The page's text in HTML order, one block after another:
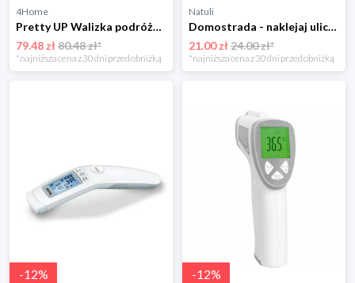
4Home
Pretty UP Walizka podróżna ABS16, rozm. 15, czarny Pretty Up
79.48 zł80.48 zł*
*najniższa cena z 30 dni przed obniżką
Natuli
Domostrada - naklejaj ulice Zuzutoys
21.00 zł24.00 zł*
*najniższa cena z 30 dni przed obniżką
-12% -12%